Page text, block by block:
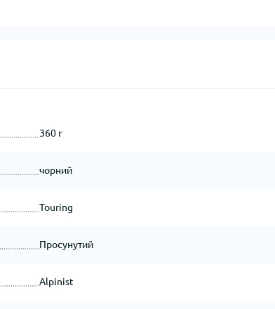
360 г
чорний
Touring
Просунутий
Alpinist